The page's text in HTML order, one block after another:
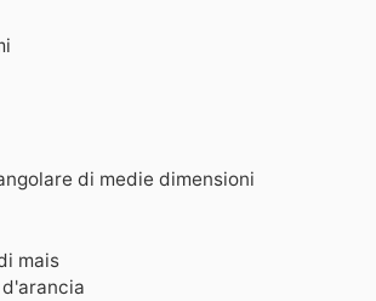
di medie dimensioni
mais